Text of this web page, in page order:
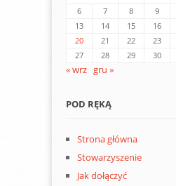
6
7 8 9
13
14 15 16
20
21 22 23
27
28 29 30
« wrz gru »
POD RĘKĄ
Strona główna
Stowarzyszenie
Jak dołączyć